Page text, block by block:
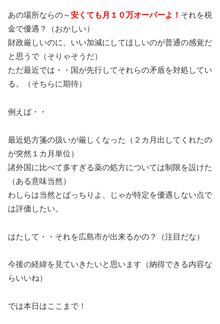
あの場所ならの～安くても月１０万オーバーよ！ それを税
金で優遇？（おかしい）
財政厳しいのに、いい加減にしてほしいのが普通の感覚だ
と思うで（そりゃそうだ）
ただ最近では・・国が先行してそれらの矛盾を対処してい
る。（そちらに期待）
例えば・・
最近処方箋の扱いが厳しくなった（２カ月出してくれたの
が突然１カ月単位）
諸外国に比べて多すぎる薬の処方については制限を設けた
（ある意味当然）
わしらは当然とばっちりよ、じゃが特定を優遇しない点で
は評価したい。
はたして・・それを広島市が出来るかの？（注目だな）
今後の経緯を見ていきたいと思います（納得できる内容な
らいいね）
では本日はここまで！